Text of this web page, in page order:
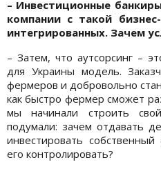
– Инвестиционные
компании с такой
интегрированных. Зачем
– Затем, что аутсорсинг –
для Украины модель.
фермеров и добровольно
как быстро фермер сможет
мы начинали строить
подумали: зачем отдавать
инвестировать
его контролировать?